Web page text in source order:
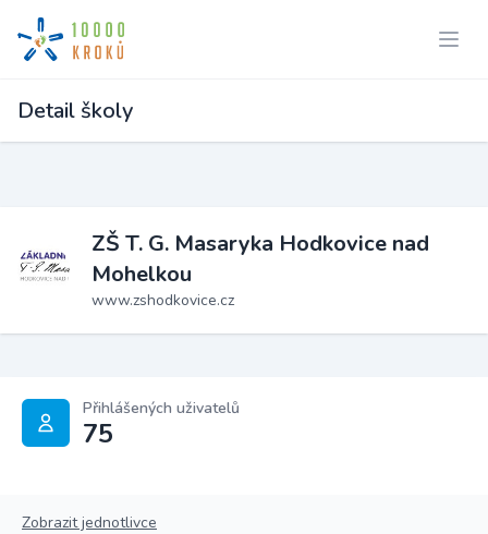
Detail školy
ZŠ T. G. Masaryka Hodkovice nad
Mohelkou
www.zshodkovice.cz
Přihlášených uživatelů
75
Zobrazit jednotlivce